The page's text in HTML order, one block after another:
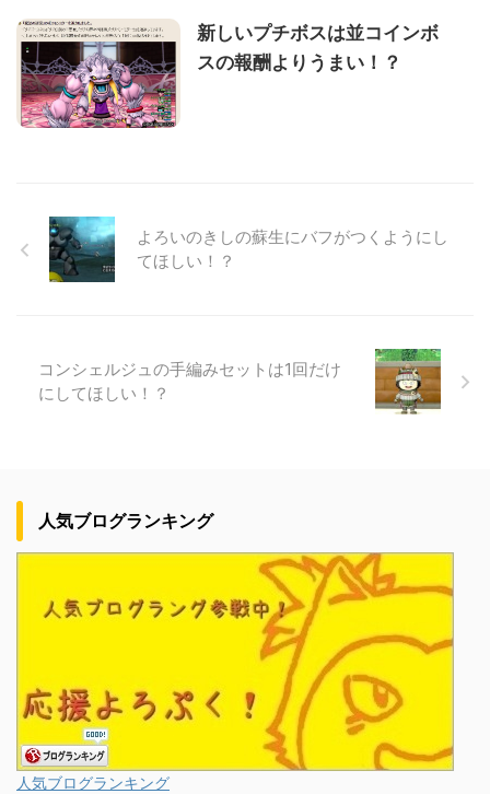
新しいプチボスは並コインボ
スの報酬よりうまい！？
よろいのきしの蘇生にバフがつくようにし
てほしい！？
コンシェルジュの手編みセットは1回だけ
にしてほしい！？
人気ブログランキング
人気ブログランキング